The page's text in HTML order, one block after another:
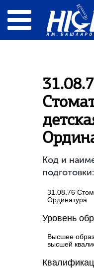
Код и
подготовки:
31.08.76
Ординатура
Уровень
Высшее
высшей